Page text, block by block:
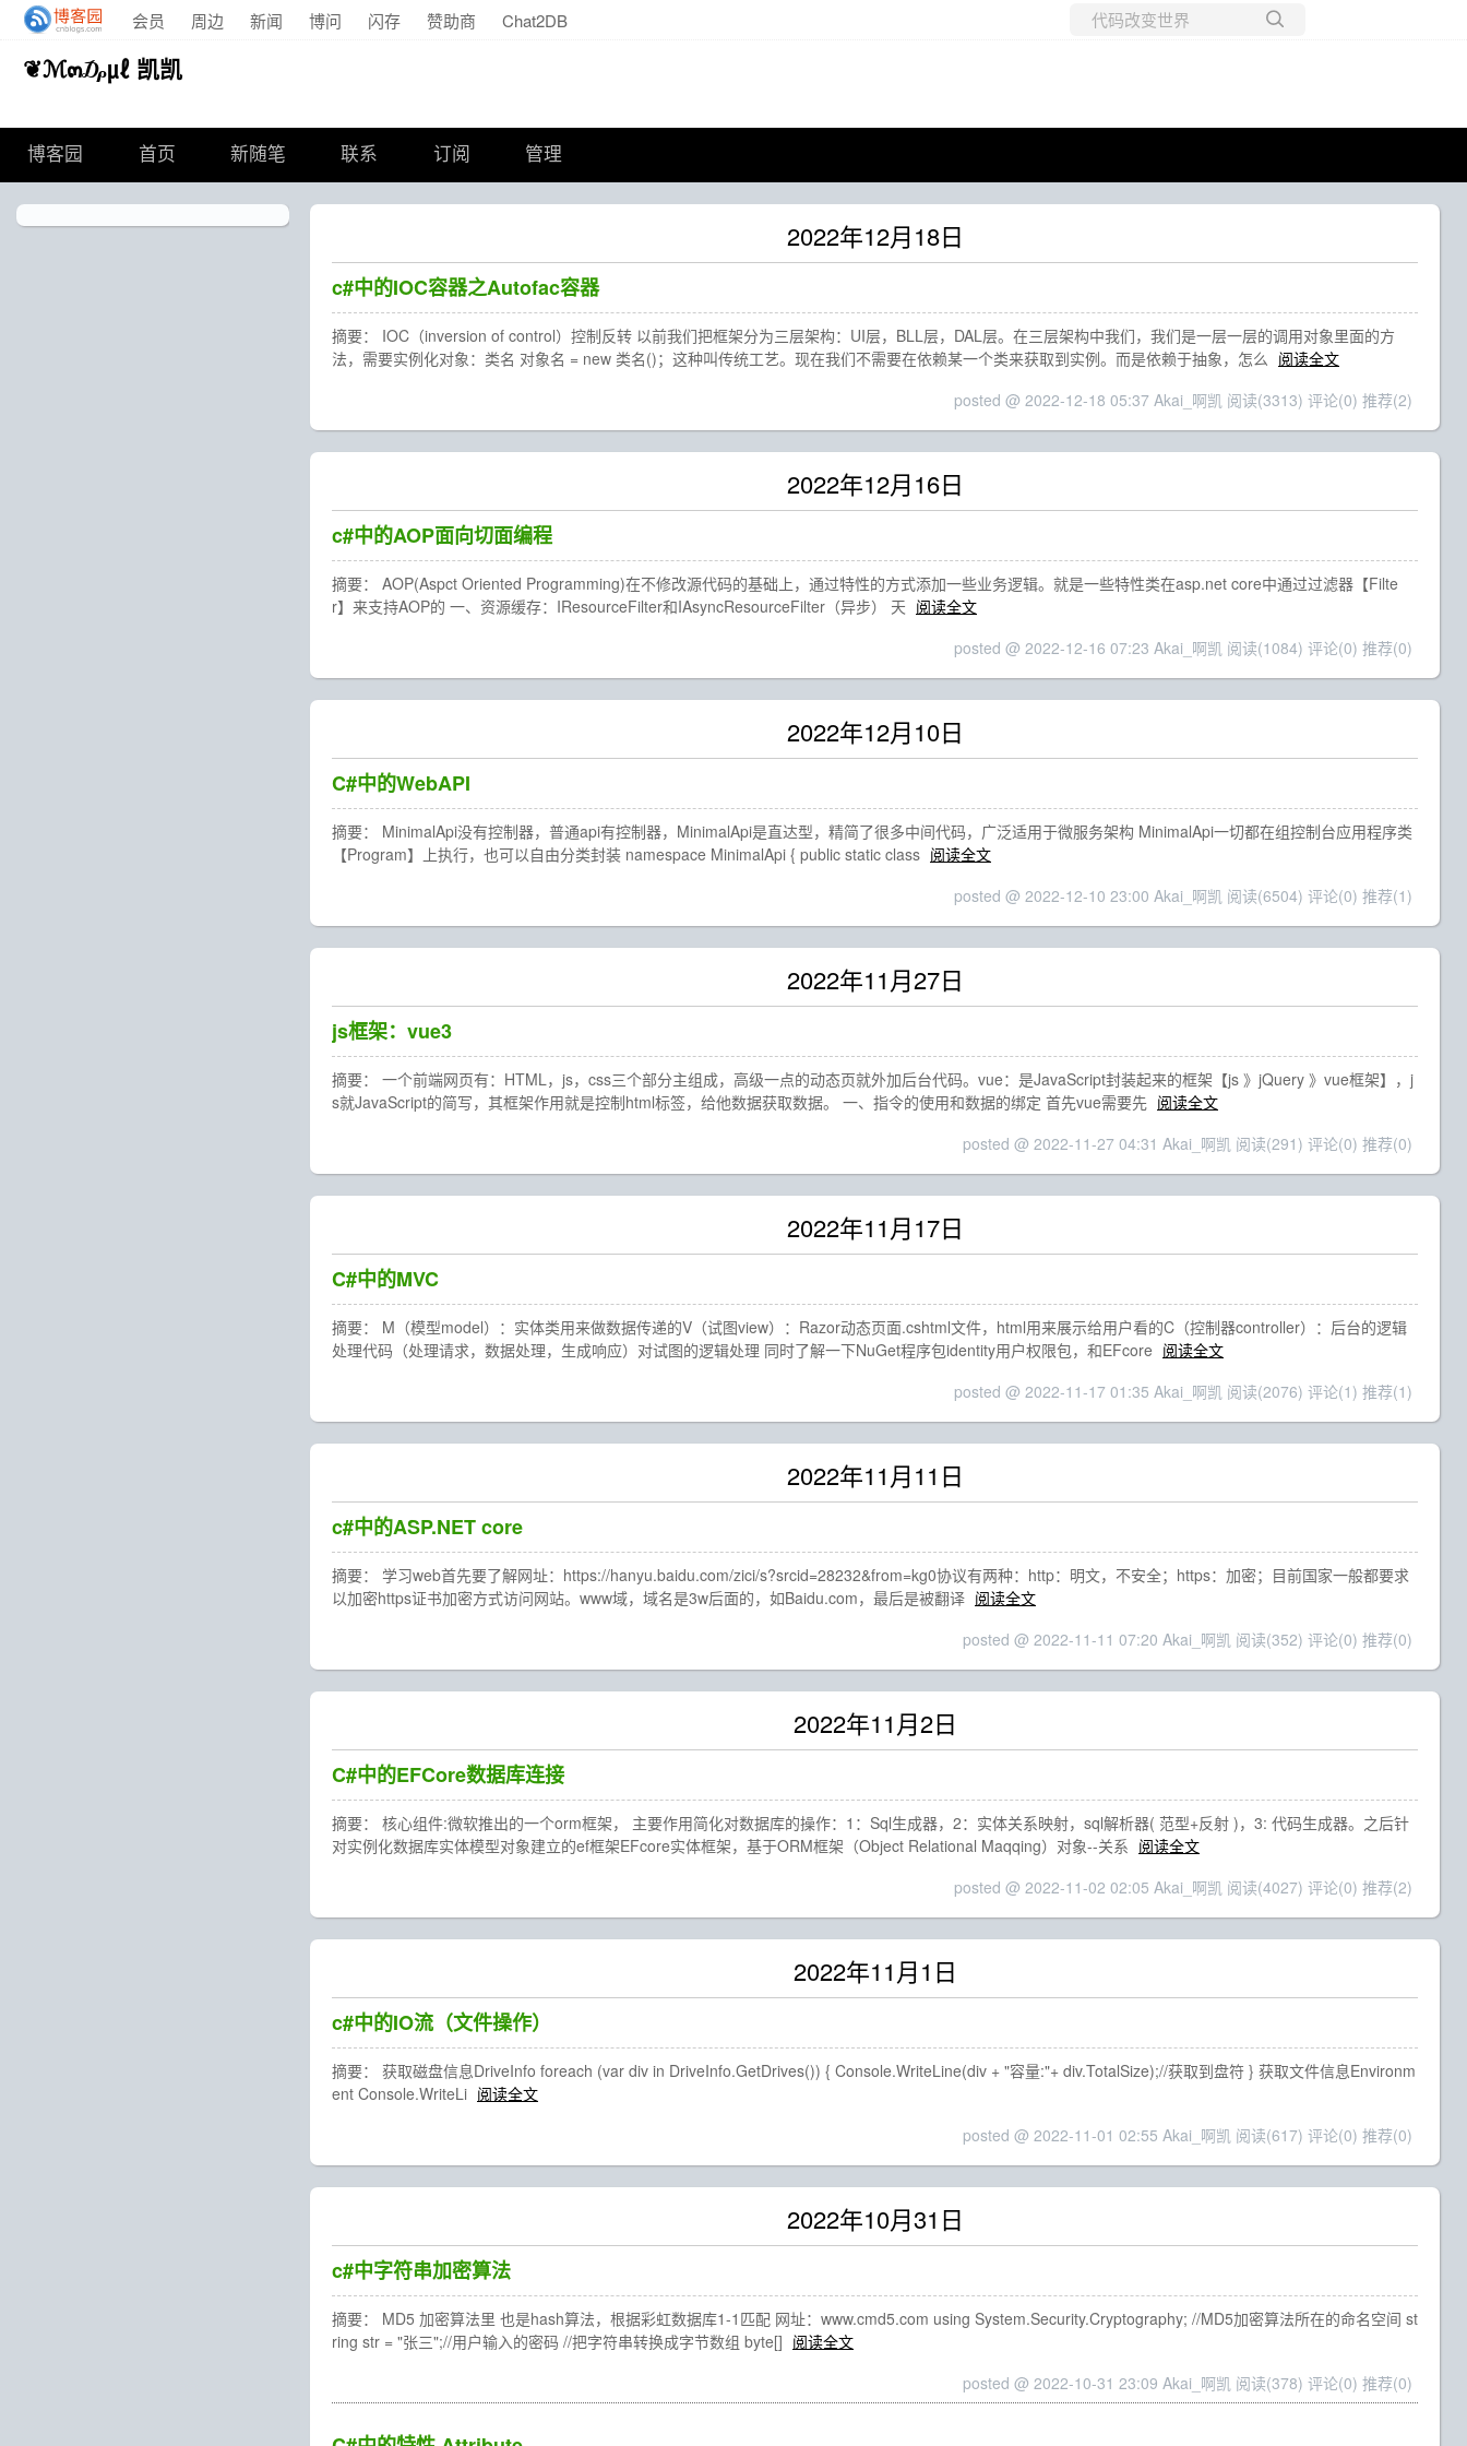
会员 周边 新闻 博问 闪存 赞助商 Chat2DB
❦ℳ๓₯㎕ 凯凯
博客园 首页 新随笔 联系 订阅 管理
2022年12月18日
c#中的IOC容器之Autofac容器
摘要： IOC（inversion of control）控制反转 以前我们把框架分为三层架构：UI层，BLL层，DAL层。在三层架构中我们，我们是一层一层的调用对象里面的方
法，需要实例化对象：类名 对象名 = new 类名()；这种叫传统工艺。现在我们不需要在依赖某一个类来获取到实例。而是依赖于抽象，怎么 阅读全文
posted @ 2022-12-18 05:37 Akai_啊凯 阅读(3313) 评论(0) 推荐(2)
2022年12月16日
c#中的AOP面向切面编程
摘要： AOP(Aspct Oriented Programming)在不修改源代码的基础上，通过特性的方式添加一些业务逻辑。就是一些特性类在asp.net core中通过过滤器【Filte
r】来支持AOP的 一、资源缓存：IResourceFilter和IAsyncResourceFilter（异步） 天 阅读全文
posted @ 2022-12-16 07:23 Akai_啊凯 阅读(1084) 评论(0) 推荐(0)
2022年12月10日
C#中的WebAPI
摘要： MinimalApi没有控制器，普通api有控制器，MinimalApi是直达型，精简了很多中间代码，广泛适用于微服务架构 MinimalApi一切都在组控制台应用程序类
【Program】上执行，也可以自由分类封装 namespace MinimalApi { public static class 阅读全文
posted @ 2022-12-10 23:00 Akai_啊凯 阅读(6504) 评论(0) 推荐(1)
2022年11月27日
js框架：vue3
摘要： 一个前端网页有：HTML，js，css三个部分主组成，高级一点的动态页就外加后台代码。vue：是JavaScript封装起来的框架【js 》jQuery 》vue框架】，j
s就JavaScript的简写，其框架作用就是控制html标签，给他数据获取数据。 一、指令的使用和数据的绑定 首先vue需要先 阅读全文
posted @ 2022-11-27 04:31 Akai_啊凯 阅读(291) 评论(0) 推荐(0)
2022年11月17日
C#中的MVC
摘要： M（模型model）：实体类用来做数据传递的V（试图view）：Razor动态页面.cshtml文件，html用来展示给用户看的C（控制器controller）：后台的逻辑
处理代码（处理请求，数据处理，生成响应）对试图的逻辑处理 同时了解一下NuGet程序包identity用户权限包，和EFcore 阅读全文
posted @ 2022-11-17 01:35 Akai_啊凯 阅读(2076) 评论(1) 推荐(1)
2022年11月11日
c#中的ASP.NET core
摘要： 学习web首先要了解网址：https://hanyu.baidu.com/zici/s?srcid=28232&from=kg0协议有两种：http：明文，不安全；https：加密；目前国家一般都要求
以加密https证书加密方式访问网站。www域，域名是3w后面的，如Baidu.com，最后是被翻译 阅读全文
posted @ 2022-11-11 07:20 Akai_啊凯 阅读(352) 评论(0) 推荐(0)
2022年11月2日
C#中的EFCore数据库连接
摘要： 核心组件:微软推出的一个orm框架， 主要作用简化对数据库的操作：1：Sql生成器，2：实体关系映射，sql解析器( 范型+反射 )，3: 代码生成器。之后针
对实例化数据库实体模型对象建立的ef框架EFcore实体框架，基于ORM框架（Object Relational Maqqing）对象--关系 阅读全文
posted @ 2022-11-02 02:05 Akai_啊凯 阅读(4027) 评论(0) 推荐(2)
2022年11月1日
c#中的IO流（文件操作）
摘要： 获取磁盘信息DriveInfo foreach (var div in DriveInfo.GetDrives()) { Console.WriteLine(div + "容量:"+ div.TotalSize);//获取到盘符 } 获取文件信息Environm
ent Console.WriteLi 阅读全文
posted @ 2022-11-01 02:55 Akai_啊凯 阅读(617) 评论(0) 推荐(0)
2022年10月31日
c#中字符串加密算法
摘要： MD5 加密算法里 也是hash算法，根据彩虹数据库1-1匹配 网址：www.cmd5.com using System.Security.Cryptography; //MD5加密算法所在的命名空间 st
ring str = "张三";//用户输入的密码 //把字符串转换成字节数组 byte[] 阅读全文
posted @ 2022-10-31 23:09 Akai_啊凯 阅读(378) 评论(0) 推荐(0)